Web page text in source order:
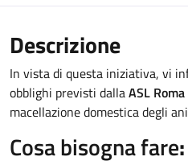
Descrizione
In vista di questa iniziativa, vi
obblighi previsti dallaASL
macellazione domestica degli
Cosa bisogna fare: